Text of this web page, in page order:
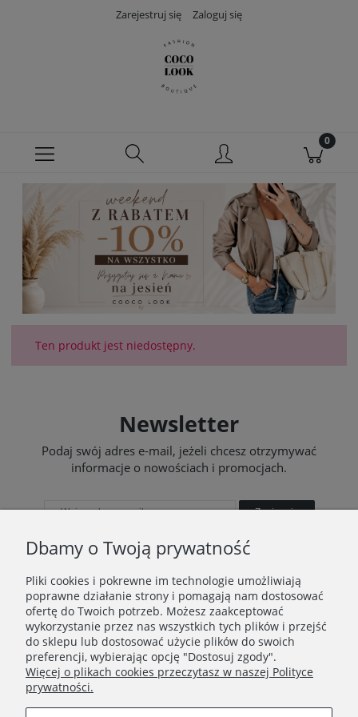
Zarejestruj się Zaloguj się
Ten produkt jest niedostępny.
Newsletter
Podaj swój adres e-mail, jeżeli chcesz otrzymywać
informacje o nowościach i promocjach.
Zapisz się
STOPKA
Ustawienia plików cookies
O nas
Regulamin
Dbamy o Twoją prywatność
Pliki cookies i pokrewne im technologie umożliwiają
poprawne działanie strony i pomagają nam dostosować
ofertę do Twoich potrzeb. Możesz zaakceptować
wykorzystanie przez nas wszystkich tych plików i przejść
do sklepu lub dostosować użycie plików do swoich
preferencji, wybierając opcję "Dostosuj zgody".
Więcej o plikach cookies przeczytasz w naszej Polityce
prywatności.